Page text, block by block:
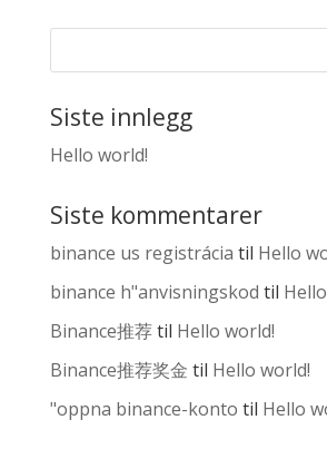
Siste innlegg
Hello world!
Siste kommentarer
binance us registrácia til Hello
binance h"anvisningskod til
Binance推荐til Hello world!
Binance推荐奖金 til Hello world!
"oppna binance-konto til Hello